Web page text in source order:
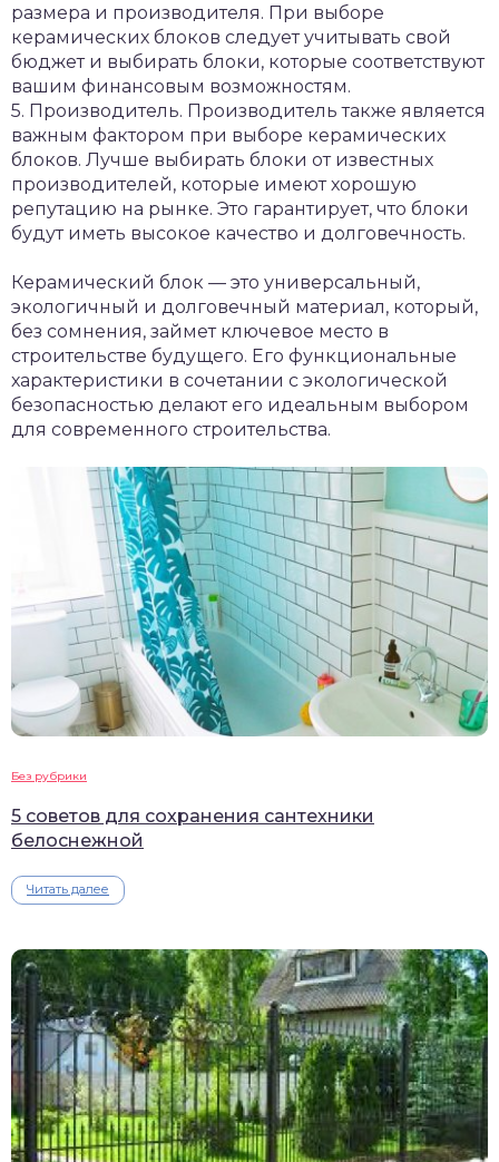
размера и производителя. При выборе
керамических блоков следует учитывать свой
бюджет и выбирать блоки, которые соответствуют
вашим финансовым возможностям.
5. Производитель. Производитель также является
важным фактором при выборе керамических
блоков. Лучше выбирать блоки от известных
производителей, которые имеют хорошую
репутацию на рынке. Это гарантирует, что блоки
будут иметь высокое качество и долговечность.
Керамический блок — это универсальный,
экологичный и долговечный материал, который,
без сомнения, займет ключевое место в
строительстве будущего. Его функциональные
характеристики в сочетании с экологической
безопасностью делают его идеальным выбором
для современного строительства.
Без рубрики
5 советов для сохранения сантехники
белоснежной
Читать далее